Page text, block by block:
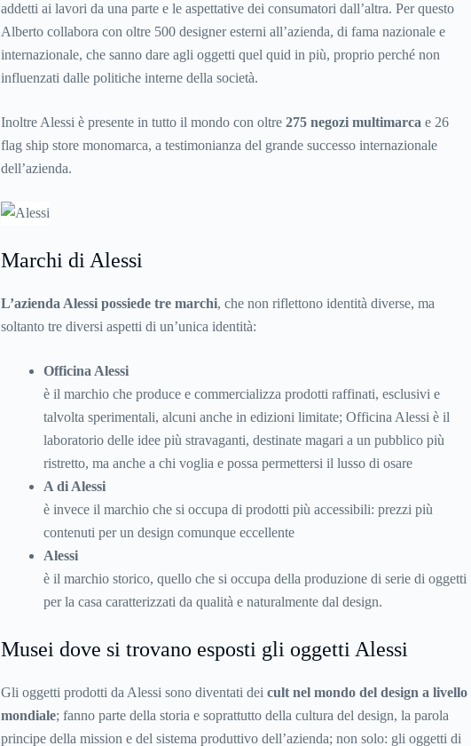
addetti ai lavori da una parte e le aspettative dei consumatori dall’altra. Per questo
Alberto collabora con oltre 500 designer esterni all’azienda, di fama nazionale e
internazionale, che sanno dare agli oggetti quel quid in più, proprio perché non
influenzati dalle politiche interne della società.
Inoltre Alessi è presente in tutto il mondo con oltre 275 negozi multimarca e 26
flag ship store monomarca, a testimonianza del grande successo internazionale
dell’azienda.
Marchi di Alessi
L’azienda Alessi possiede tre marchi, che non riflettono identità diverse, ma
soltanto tre diversi aspetti di un’unica identità:
Officina Alessi
è il marchio che produce e commercializza prodotti raffinati, esclusivi e
talvolta sperimentali, alcuni anche in edizioni limitate; Officina Alessi è il
laboratorio delle idee più stravaganti, destinate magari a un pubblico più
ristretto, ma anche a chi voglia e possa permettersi il lusso di osare
A di Alessi
è invece il marchio che si occupa di prodotti più accessibili: prezzi più
contenuti per un design comunque eccellente
Alessi
è il marchio storico, quello che si occupa della produzione di serie di oggetti
per la casa caratterizzati da qualità e naturalmente dal design.
Musei dove si trovano esposti gli oggetti Alessi
Gli oggetti prodotti da Alessi sono diventati dei cult nel mondo del design a livello
mondiale; fanno parte della storia e soprattutto della cultura del design, la parola
principe della mission e del sistema produttivo dell’azienda; non solo: gli oggetti di